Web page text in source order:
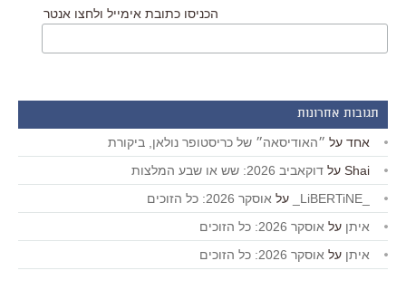
הכניסו כתובת אימייל ולחצו אנטר
תגובות אחרונות
אחד על ״האודיסאה״ של כריסטופר נולאן, ביקורת
Shai על דוקאביב 2026: שש או שבע המלצות
על אוסקר 2026: כל הזוכים
איתן על אוסקר 2026: כל הזוכים
איתן על אוסקר 2026: כל הזוכים